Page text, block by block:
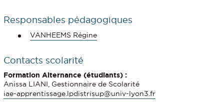
Responsables pédagogiques
VANHEEMS Régine
Contacts scolarité
Formation Alternance (étudiants) :
Anissa LIANI, Gestionnaire de Scolarité
iae-apprentissage.lpdistrisup@univ-lyon3.fr